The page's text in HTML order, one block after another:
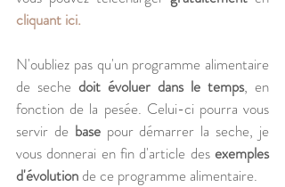
cliquant ici.
N'oubliez pas qu'un programme alimentaire
de seche doit évoluer dans le temps, en
fonction de la pesée. Celui-ci pourra vous
servir de base pour démarrer la seche, je
vous donnerai en fin d'article des exemples
d'évolution de ce programme alimentaire.